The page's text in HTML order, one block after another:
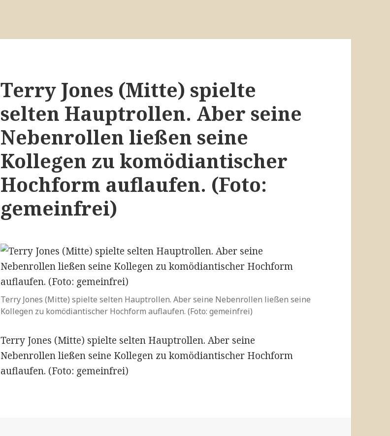
Terry Jones (Mitte) spielte
selten Hauptrollen. Aber seine
Nebenrollen ließen seine
Kollegen zu komödiantischer
Hochform auflaufen. (Foto:
gemeinfrei)
Terry Jones (Mitte) spielte selten Hauptrollen. Aber seine Nebenrollen ließen seine
Kollegen zu komödiantischer Hochform auflaufen. (Foto: gemeinfrei)
Terry Jones (Mitte) spielte selten Hauptrollen. Aber seine
Nebenrollen ließen seine Kollegen zu komödiantischer Hochform
auflaufen. (Foto: gemeinfrei)